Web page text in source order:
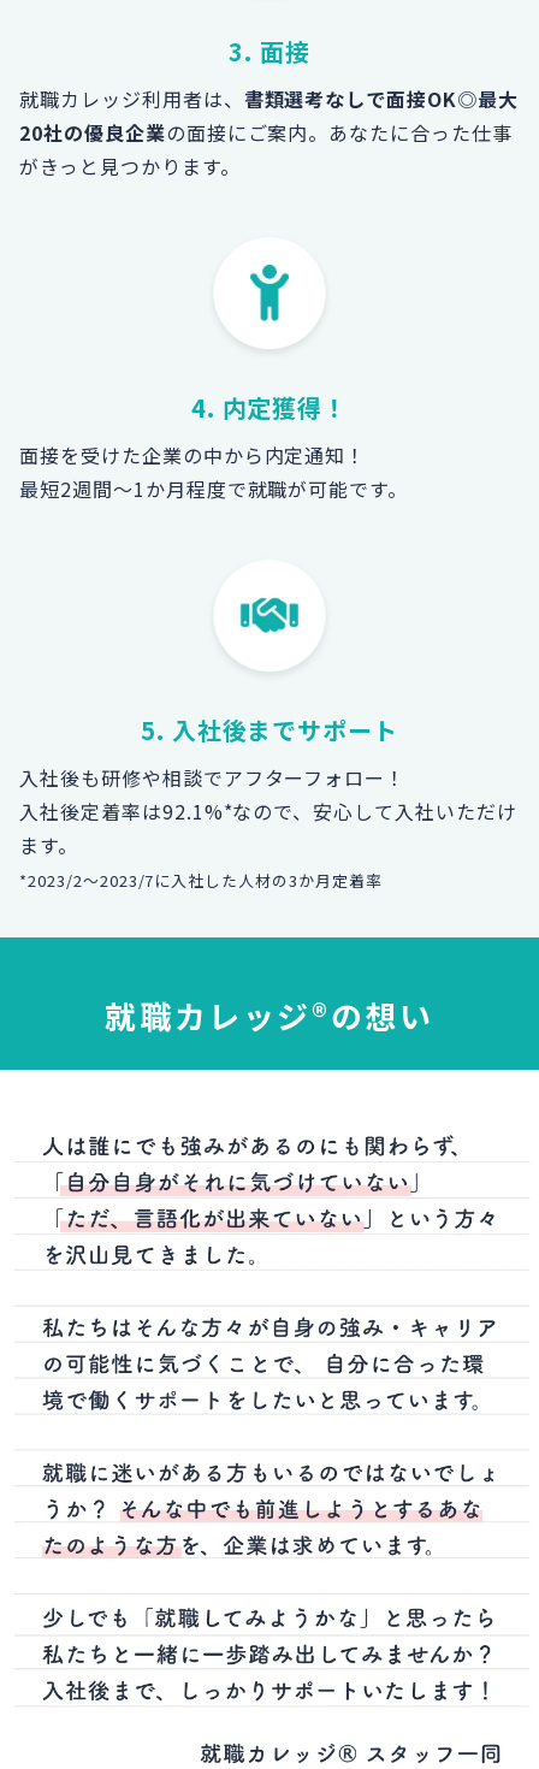
3. 面接
就職カレッジ利用者は、 書類選考なしで面接OK◎最大
20社の優良企業の面接にご案内。あなたに合った仕事
がきっと見つかります。
4. 内定獲得！
面接を受けた企業の中から内定通知！
最短2週間～1か月程度で就職が可能です。
5. 入社後までサポート
入社後も研修や相談でアフターフォロー！
入社後定着率は92.1%*なので、安心して入社いただけ
ます。
*2023/2～2023/7に入社した人材の3か月定着率
就職カレッジ®の想い